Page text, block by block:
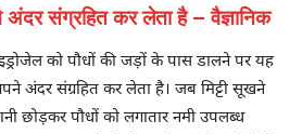
अंदर संग्रहित कर लेता है – वैज्ञानिक
को पौधों की जड़ों के पास डालने पर यह
अंदर संग्रहित कर लेता है। जब मिट्टी सूखने
छोड़कर पौधों को लगातार नमी उपलब्ध